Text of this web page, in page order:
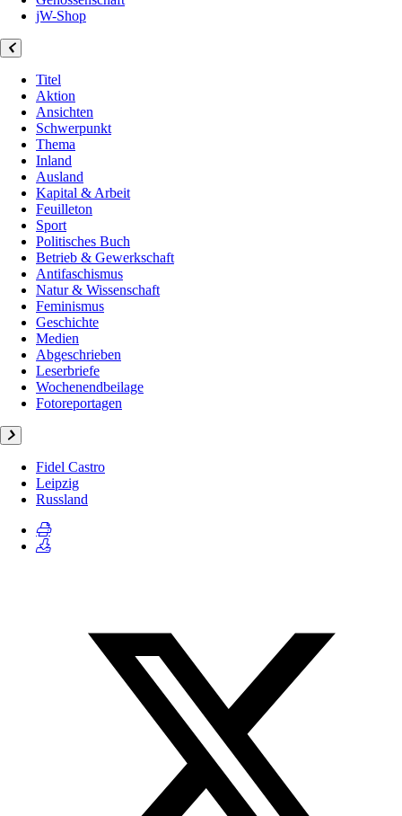
jW-Shop
Titel
Aktion
Ansichten
Schwerpunkt
Thema
Inland
Ausland
Kapital & Arbeit
Feuilleton
Sport
Politisches Buch
Betrieb & Gewerkschaft
Antifaschismus
Natur & Wissenschaft
Feminismus
Geschichte
Medien
Abgeschrieben
Leserbriefe
Wochenendbeilage
Fotoreportagen
Fidel Castro
Leipzig
Russland